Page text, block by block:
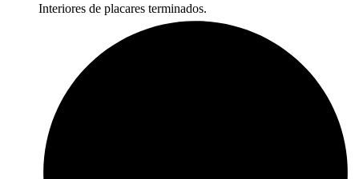
Interiores de placares terminados.